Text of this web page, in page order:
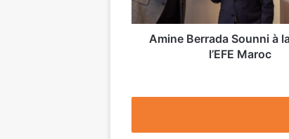
l’EFE
Maroc
Amine Berrada Sounni à
l’EFE Maroc